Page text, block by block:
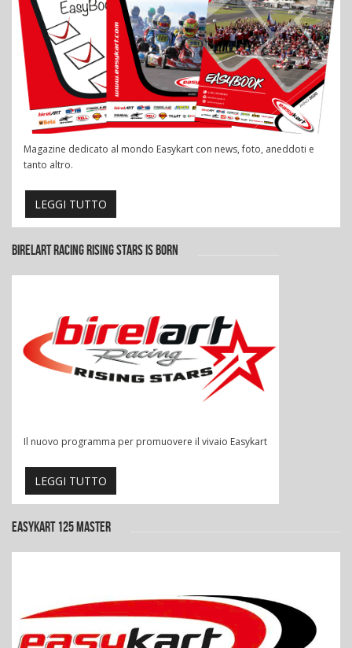
Magazine dedicato al mondo Easykart con news, foto, aneddoti e
tanto altro.
LEGGI TUTTO
BIRELART RACING RISING STARS IS BORN
Il nuovo programma per promuovere il vivaio Easykart
LEGGI TUTTO
EASYKART 125 MASTER